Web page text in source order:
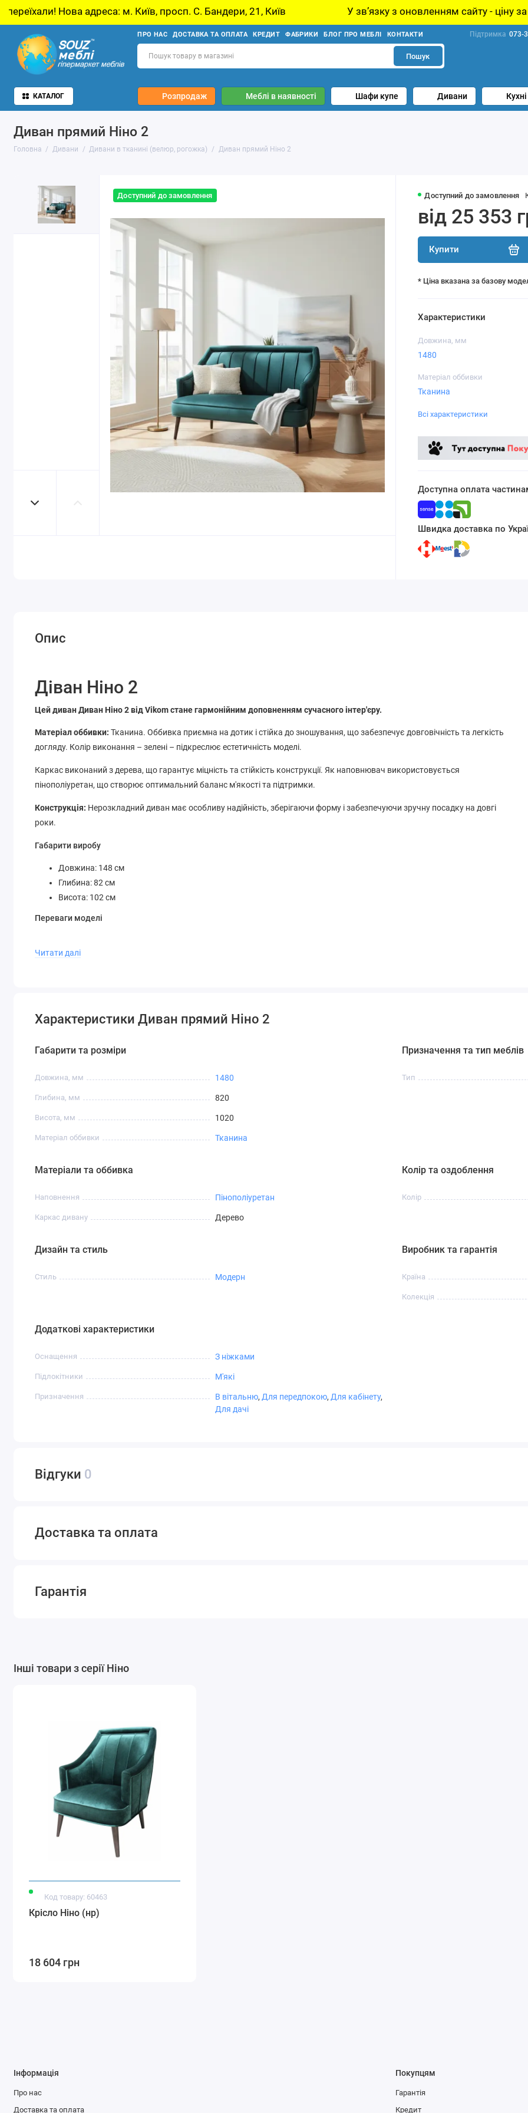
адреса: м. Київ, просп. С. Бандери, 21, Київ У звʼязку з оновленням сайту - ціну за товар
ПРО НАС ДОСТАВКА ТА ОПЛАТА КРЕДИТ ФАБРИКИ БЛОГ ПРО МЕБЛІ КОНТАКТИ Підтримка 073-
Пошук
КАТАЛОГ Розпродаж Меблі в наявності Шафи купе Дивани Кухні
Диван прямий Ніно 2
Головна Дивани Дивани в тканині (велюр, рогожка) Диван прямий Ніно 2
Доступний до замовлення Доступний до замовлення
від 25 353
Купити
* Ціна вказана за базову
Характеристики
Довжина, мм
1480
Матеріал оббивки
Тканина
Всі характеристики
Доступна оплата
Швидка доставка по
Опис
Діван Ніно 2
Цей диван Диван Ніно 2 від Vikom стане гармонійним доповненням сучасного інтер'єру.
Матеріал оббивки: Тканина. Оббивка приємна на дотик і стійка до зношування, що забезпечує довговічність та легкість
догляду. Колір виконання – зелені – підкреслює естетичність моделі.
Каркас виконаний з дерева, що гарантує міцність та стійкість конструкції. Як наповнювач використовується
пінополіуретан, що створює оптимальний баланс м'якості та підтримки.
Конструкція: Нерозкладний диван має особливу надійність, зберігаючи форму і забезпечуючи зручну посадку на довгі
роки.
Габарити виробу
Довжина: 148 см
Глибина: 82 см
Висота: 102 см
Переваги моделі
Якісні матеріали оббивки
ДиванДіван Ніно 2подарує вам комфортні моменти відпочинку та підкреслить затишну атмосферу вашого
Читати далі
Характеристики Диван прямий Ніно 2
Габарити та розміри
Довжина, мм 1480
Глибина, мм 820
Висота, мм 1020
Матеріал оббивки Тканина
Призначення та тип меблів
Тип
Матеріали та оббивка
Наповнення Пінополіуретан
Каркас дивану Дерево
Колір та оздоблення
Колір
Дизайн та стиль
Стиль Модерн
Виробник та гарантія
Країна
Колекція
Додаткові характеристики
Оснащення З ніжками
Підлокітники М'які
Призначення В вітальню, Для передпокою, Для кабінету,
Для дачі
Відгуки 0
Доставка та оплата
Гарантія
Інші товари з серії Ніно
Код товару: 60463
Крісло Ніно (нр)
18 604 грн
Інформація
Про нас
Доставка та оплата
Покупцям
Гарантія
Кредит